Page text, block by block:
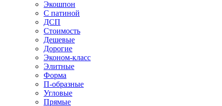
Экошпон
С патиной
ДСП
Стоимость
Дешевые
Дорогие
Эконом-класс
Элитные
Форма
П-образные
Угловые
Прямые